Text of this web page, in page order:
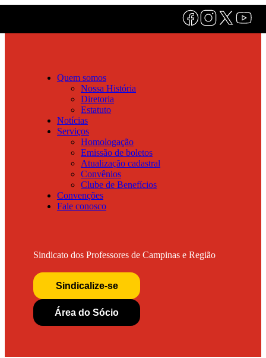
Quem somos
Nossa História
Diretoria
Estatuto
Notícias
Serviços
Homologação
Emissão de boletos
Atualização cadastral
Convênios
Clube de Benefícios
Convenções
Fale conosco
Sindicato dos Professores de Campinas e Região
Sindicalize-se
Área do Sócio